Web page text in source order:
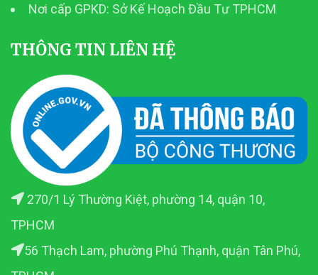
Nơi cấp GPKD: Sở Kế Hoạch Đầu Tư TPHCM
THÔNG TIN LIÊN HỆ
270/1 Lý Thường Kiệt, phường 14, quận 10,
TPHCM
56 Thạch Lam, phường Phú Thạnh, quận Tân Phú,